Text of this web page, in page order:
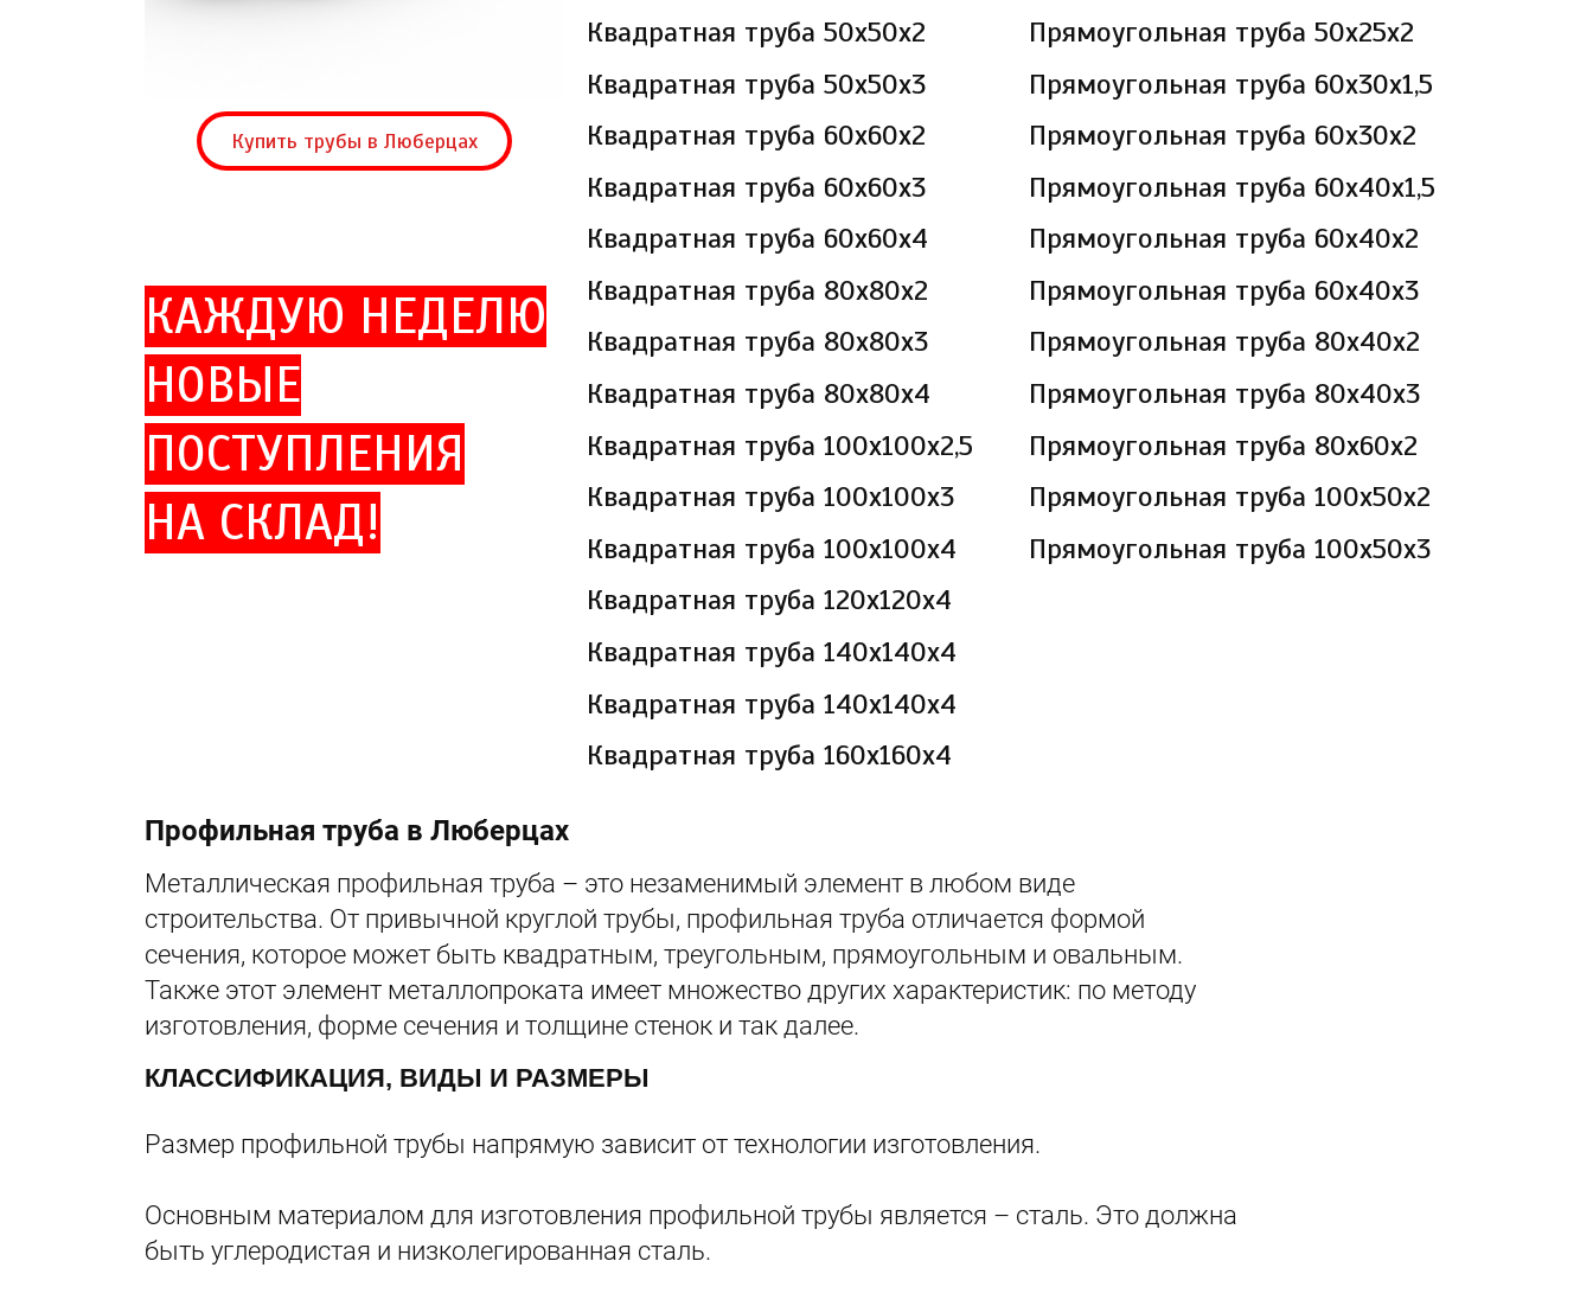
Купить трубы в Люберцах
КАЖДУЮ НЕДЕЛЮ
НОВЫЕ
ПОСТУПЛЕНИЯ
НА СКЛАД!
Квадратная труба 50х50х2
Квадратная труба 50х50х3
Квадратная труба 60х60х2
Квадратная труба 60х60х3
Квадратная труба 60х60х4
Квадратная труба 80х80х2
Квадратная труба 80х80х3
Квадратная труба 80х80х4
Квадратная труба 100х100х2,5
Квадратная труба 100х100х3
Квадратная труба 100х100х4
Квадратная труба 120х120х4
Квадратная труба 140х140х4
Квадратная труба 140х140х4
Квадратная труба 160х160х4
Прямоугольная труба 50х25х2
Прямоугольная труба 60х30х1,5
Прямоугольная труба 60х30х2
Прямоугольная труба 60х40х1,5
Прямоугольная труба 60х40х2
Прямоугольная труба 60х40х3
Прямоугольная труба 80х40х2
Прямоугольная труба 80х40х3
Прямоугольная труба 80х60х2
Прямоугольная труба 100х50х2
Прямоугольная труба 100х50х3
Профильная труба в Люберцах
Металлическая профильная труба – это незаменимый элемент в любом виде
строительства. От привычной круглой трубы, профильная труба отличается формой
сечения, которое может быть квадратным, треугольным, прямоугольным и овальным.
Также этот элемент металлопроката имеет множество других характеристик: по методу
изготовления, форме сечения и толщине стенок и так далее.
КЛАССИФИКАЦИЯ, ВИДЫ И РАЗМЕРЫ
Размер профильной трубы напрямую зависит от технологии изготовления.
Основным материалом для изготовления профильной трубы является – сталь. Это должна
быть углеродистая и низколегированная сталь.